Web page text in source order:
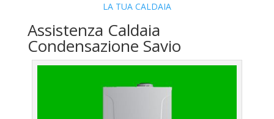
LA TUA CALDAIA
Assistenza Caldaia
Condensazione Savio